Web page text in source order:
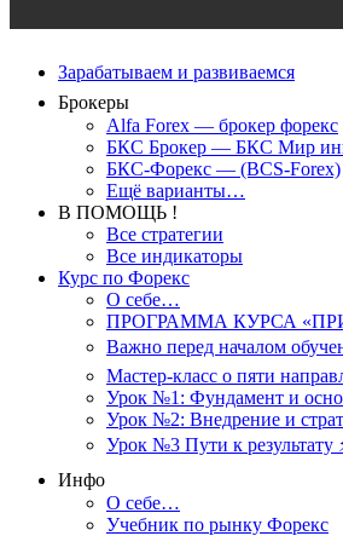
Зарабатываем и развиваемся
Брокеры
Alfa Forex — брокер форекс
БКС Брокер — БКС Мир
БКС-Форекс — (BCS-Forex)
Ещё варианты…
В ПОМОЩЬ !
Все стратегии
Все индикаторы
Курс по Форекс
О себе…
ПРОГРАММА КУРСА
Важно перед началом
Мастер-класс о пяти
Урок №1: Фундамент и
Урок №2: Внедрение и
Урок №3 Пути к результату
Инфо
О себе…
Учебник по рынку Форекс